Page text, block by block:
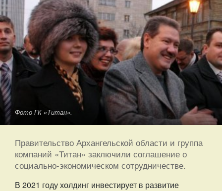
Фото ГК «Титан».
Правительство Архангельской области и группа
компаний «Титан» заключили соглашение о
социально-экономическом сотрудничестве.
В 2021 году холдинг инвестирует в развитие